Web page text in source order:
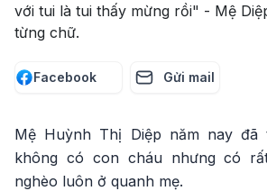
với tui là tui thấy mừng rồi" - Mệ
từng chữ.
Facebook Gửi mail
Mệ Huỳnh Thị Diệp năm nay
không có con cháu nhưng có
nghèo luôn ở quanh mẹ.